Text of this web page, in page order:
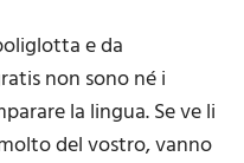
e da
non sono né i
la lingua. Se ve li
del vostro, vanno